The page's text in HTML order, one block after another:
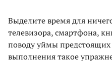
Выделите время для
телевизора, смартфона,
поводу уймы
выполнения такое